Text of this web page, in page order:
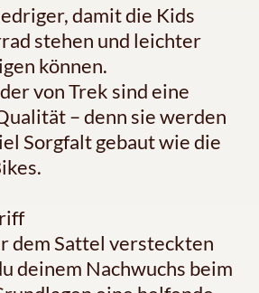
damit die Kids
stehen und leichter
können.
von Trek sind eine
– denn sie werden
Sorgfalt gebaut wie die
dem Sattel versteckten
deinem Nachwuchs beim